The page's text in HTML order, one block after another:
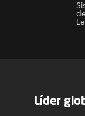
Líder